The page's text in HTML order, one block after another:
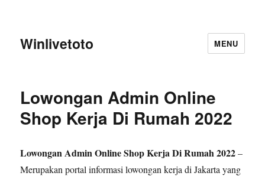
Winlivetoto MENU
Lowongan Admin Online
Shop Kerja Di Rumah 2022
Lowongan Admin Online Shop Kerja Di Rumah 2022–
Merupakan portal informasi lowongan kerja di Jakarta yang